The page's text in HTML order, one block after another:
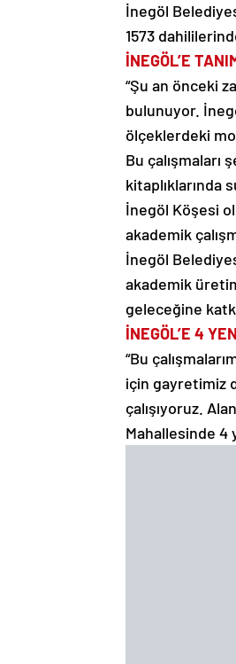
İnegöl
1573
İNEGÖL’E
“Şu an önceki
bulunuyor.
ölçeklerdeki
Bu
kitaplıklarında
İnegöl Köşesi
akademik
İnegöl
akademik
geleceğine
İNEGÖL’E 4
“Bu
için gayretimiz
çalışıyoruz.
Mahallesinde 4